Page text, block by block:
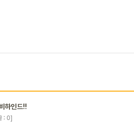
하인드!!
: 0]